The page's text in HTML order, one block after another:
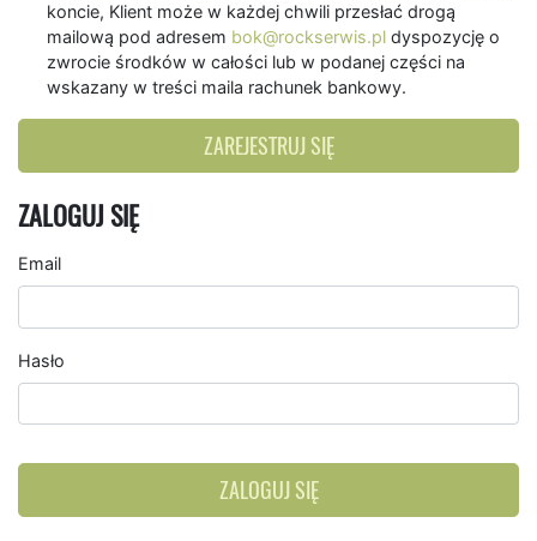
koncie, Klient może w każdej chwili przesłać drogą
mailową pod adresem bok@rockserwis.pl dyspozycję o
zwrocie środków w całości lub w podanej części na
wskazany w treści maila rachunek bankowy.
ZAREJESTRUJ SIĘ
ZALOGUJ SIĘ
Email
Hasło
ZALOGUJ SIĘ